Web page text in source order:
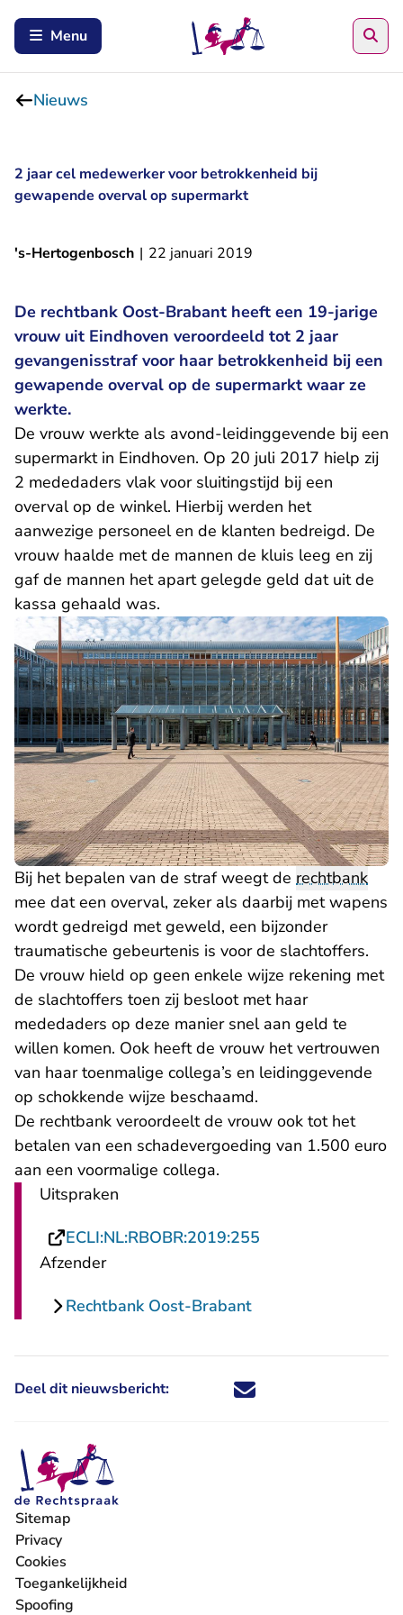
Menu
Nieuws
2 jaar cel medewerker voor betrokkenheid bij
gewapende overval op supermarkt
's-Hertogenbosch | 22 januari 2019
De rechtbank Oost-Brabant heeft een 19-jarige
vrouw uit Eindhoven veroordeeld tot 2 jaar
gevangenisstraf voor haar betrokkenheid bij een
gewapende overval op de supermarkt waar ze
werkte.
De vrouw werkte als avond-leidinggevende bij een
supermarkt in Eindhoven. Op 20 juli 2017 hielp zij
2 mededaders vlak voor sluitingstijd bij een
overval op de winkel. Hierbij werden het
aanwezige personeel en de klanten bedreigd. De
vrouw haalde met de mannen de kluis leeg en zij
gaf de mannen het apart gelegde geld dat uit de
kassa gehaald was.
Bij het bepalen van de straf weegt de rechtbank
mee dat een overval, zeker als daarbij met wapens
wordt gedreigd met geweld, een bijzonder
traumatische gebeurtenis is voor de slachtoffers.
De vrouw hield op geen enkele wijze rekening met
de slachtoffers toen zij besloot met haar
mededaders op deze manier snel aan geld te
willen komen. Ook heeft de vrouw het vertrouwen
van haar toenmalige collega’s en leidinggevende
op schokkende wijze beschaamd.
De rechtbank veroordeelt de vrouw ook tot het
betalen van een schadevergoeding van 1.500 euro
aan een voormalige collega.
Uitspraken
ECLI:NL:RBOBR:2019:255
Afzender
Rechtbank Oost-Brabant
Deel dit nieuwsbericht: Deel dit nieuwsbericht via X -
Deel dit nieuwsbericht via
Deel dit nieuwsbericht
Deel dit
Sitemap
Privacy
Cookies
Toegankelijkheid
Spoofing